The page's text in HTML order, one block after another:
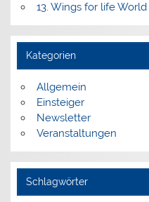
13. Wings for life
Kategorien
Allgemein
Einsteiger
Newsletter
Veranstaltungen
Schlagwörter